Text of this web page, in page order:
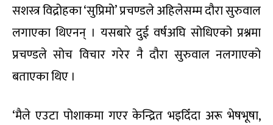
सशस्त्र विद्रोहका ‘सुप्रिमो’ प्रचण्डले अहिलेसम्म दौरा सुरुवाल
लगाएका थिएनन् । यसबारे दुई वर्षअघि सोधिएको प्रश्नमा
प्रचण्डले सोच विचार गरेर नै दौरा सुरुवाल नलगाएको
बताएका थिए ।
‘मैले एउटा पोशाकमा गएर केन्द्रित भइदिँदा अरू भेषभूषा,